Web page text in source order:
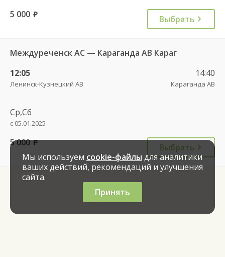
5 000 руб. Выбрать
Междуреченск АС — Караганда АВ Караг
12:05
Ленинск-Кузнецкий АВ
14:40
Караганда АВ
Ср,Сб
с 05.01.2025
5 000 руб.
Выбрать
Мы используем cookie-файлы для аналитики
ваших действий, рекомендаций и улучшения
сайта.
Принять